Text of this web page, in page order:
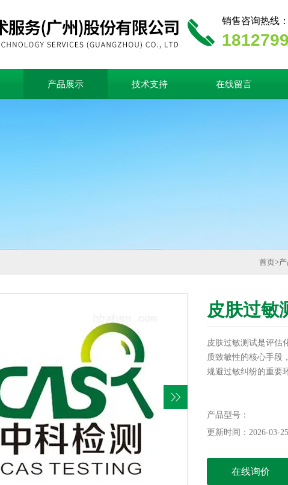
销售咨询热线：
产品展示 技术支持 在线留言
首页>
皮肤过敏
皮肤过敏测试是评估
质致敏性的核心手段
规避过敏纠纷的重要
产品型号：
更新时间：2026-03-25
在线询价